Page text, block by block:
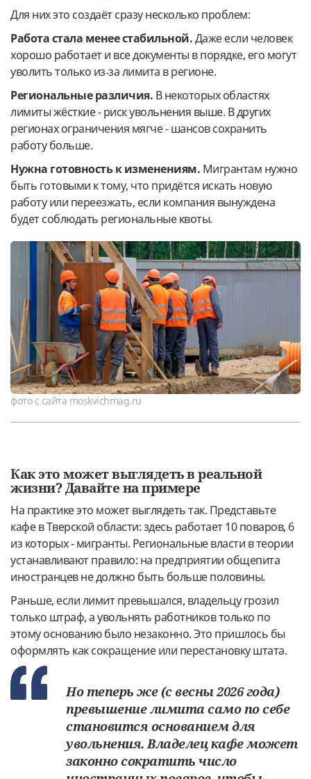
Для них это создаёт сразу несколько проблем:
Работа стала менее стабильной.Даже если человек
хорошо работает и все документы в порядке, его могут
уволить только из‑за лимита в регионе.
Региональные различия. В некоторых областях
лимиты жёсткие - риск увольнения выше. В других
регионах ограничения мягче - шансов сохранить
работу больше.
Нужна готовность к изменениям. Мигрантам нужно
быть готовыми к тому, что придётся искать новую
работу или переезжать, если компания вынуждена
будет соблюдать региональные квоты.
фото с сайта moskvichmag.ru
Как это может выглядеть в реальной
жизни? Давайте на примере
На практике это может выглядеть так. Представьте
кафе в Тверской области: здесь работает 10 поваров, 6
из которых - мигранты. Региональные власти в теории
устанавливают правило: на предприятии общепита
иностранцев не должно быть больше половины.
Раньше, если лимит превышался, владельцу грозил
только штраф, а увольнять работников только по
этому основанию было незаконно. Это пришлось бы
оформлять как сокращение или перестановку штата.
Но теперь же (с весны 2026 года)
превышение лимита само по себе
становится основанием для
увольнения. Владелец кафе может
законно сократить число